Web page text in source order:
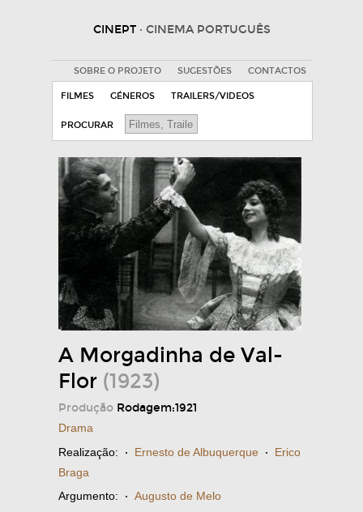
CINEPT · CINEMA PORTUGUÊS
SOBRE O PROJETO SUGESTÕES CONTACTOS
FILMES GÉNEROS TRAILERS/VIDEOS
PROCURAR
A Morgadinha de Val-
Flor (1923)
Produção Rodagem:1921
Drama
Realização: · Ernesto de Albuquerque · Erico
Braga
Argumento: · Augusto de Melo